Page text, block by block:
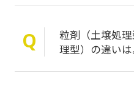
Q
粒剤（土壌処
理型）の違いは